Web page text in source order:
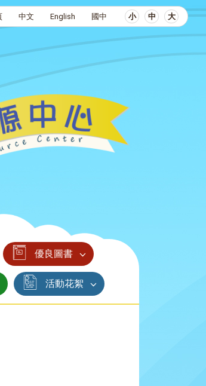
中文 English 國中 小 中 大
優良圖書
活動花絮